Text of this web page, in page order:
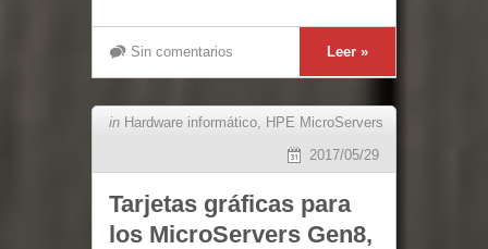
Sin comentarios Leer »
in Hardware informático
HPE MicroServers
2017/05/29
Tarjetas gráficas para
los MicroServers Gen8,